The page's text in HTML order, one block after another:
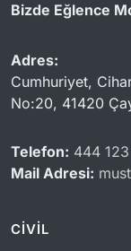
Bizde Eğlence
Adres:
Cumhuriyet,
No:20, 41420
Telefon: 444 123
Mail Adresi:
CİVİL